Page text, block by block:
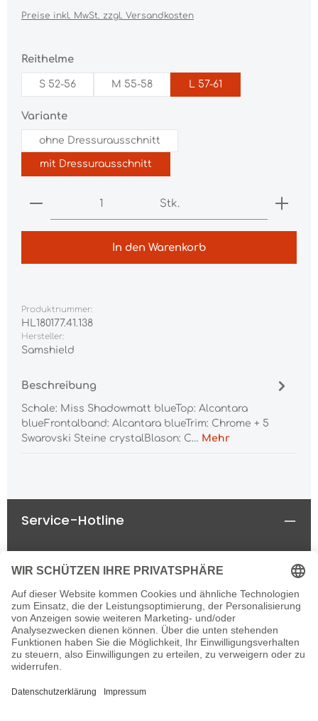
Preise inkl. MwSt. zzgl. Versandkosten
Reithelmeauswählen
S 52-56 M 55-58 L 57-61
Varianteauswählen
ohne Dressurausschnitt
mit Dressurausschnitt
Produkt Anzahl: Gib den gewünschten
Stk.
In den Warenkorb
Produktnummer:
HL180177.41.138
Hersteller:
Samshield
Beschreibung
Schale: Miss Shadowmatt blueTop: Alcantara
blueFrontalband: Alcantara blueTrim: Chrome + 5
Swarovski Steine crystalBlason: C… Mehr
Service-Hotline
Rechtliches
Informationen
Newsletter